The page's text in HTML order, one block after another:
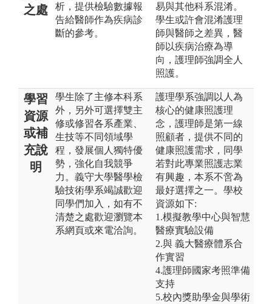
之處
析，提供檢驗數據報
告給醫師作為疾病診
斷的參考。
易與其他科系混淆。
學生或許會混淆護理
師與醫師之差異，醫
師以疾病治療為導
向，護理師強調全人
照護。
學習
資源
或補
充說
明
學生除了主修本科系
外，另外可選擇雙主
修或修習各系產業、
生技等不同領域學
程，發展個人獨特優
勢，強化自我競爭
力。義守大學醫學檢
驗技術學系竭誠歡迎
同學們加入，如有不
清楚之處歡迎瀏覽本
系網頁或來電洽詢。
護理學系強調以人為
核心的健康照護理
念，護理師是第一線
照顧者，提供不同的
健康照護需求，同學
若對此專業照護志業
有興趣，本系不啻為
最好選擇之一。學校
資源如下:
1.模擬教學中心與智慧
醫療實驗設備
2.與 義大醫療體系合
作實習
4.護理師國家考照準備
支持
5.校內獎助學金與學術